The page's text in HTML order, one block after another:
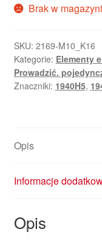
Brak w
SKU: 2169-M10_K16
Kategorie: Elementy
Prowadzić.
Znaczniki: 1940H5,
Opis
Informacje
Opis